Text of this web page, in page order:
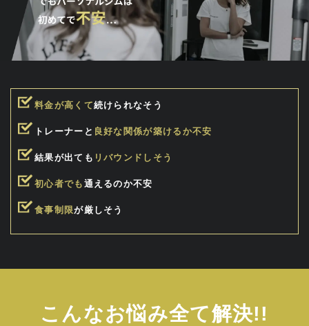
料金が高くて続けられなそう
トレーナーと 良好な関係が築けるか不安
結果が出ても リバウンドしそう
初心者でも 通えるのか不安
食事制限が厳しそう
こんなお悩み全て解決!!